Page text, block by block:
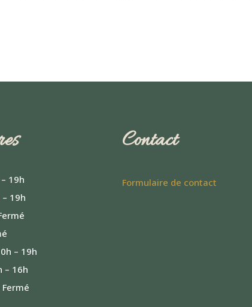
19h
19h
– 19h
– 16h
Contact
Formulaire de contact